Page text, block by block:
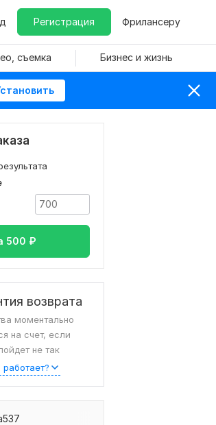
Регистрация Фрилансеру
съемка Бизнес и жизнь
500 ₽
возврата
моментально
на счет, если
не так
работает?